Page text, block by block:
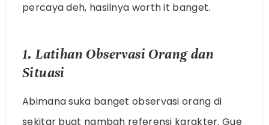
percaya deh, hasilnya worth it banget.
1. Latihan Observasi Orang dan
Situasi
Abimana suka banget observasi orang di
sekitar buat nambah referensi karakter. Gue